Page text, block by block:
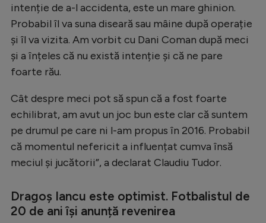
Rugby
Ciclism
Alte sporturi
JO 2026
Creează cont
intenție de a-l accidenta, este un mare ghinion.
Probabil îl va suna diseară sau mâine după operație
și îl va vizita. Am vorbit cu Dani Coman după meci
și a înțeles că nu există intenție și că ne pare
foarte rău.
Cât despre meci pot să spun că a fost foarte
echilibrat, am avut un joc bun este clar că suntem
pe drumul pe care ni l-am propus în 2016. Probabil
că momentul nefericit a influențat cumva însă
meciul și jucătorii”, a declarat Claudiu Tudor.
Dragoș Iancu este optimist. Fotbalistul de
20 de ani își anunță revenirea